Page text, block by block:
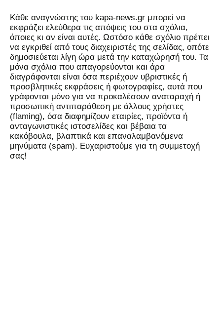
Kάθε αναγνώστης του kapa-news.gr μπορεί να
εκφράζει ελεύθερα τις απόψεις του στα σχόλια,
όποιες κι αν είναι αυτές. Ωστόσο κάθε σχόλιο πρέπει
να εγκριθεί από τους διαχειριστές της σελίδας, οπότε
δημοσιεύεται λίγη ώρα μετά την καταχώρησή του. Τα
μόνα σχόλια που απαγορεύονται και άρα
διαγράφονται είναι όσα περιέχουν υβριστικές ή
προσβλητικές εκφράσεις ή φωτογραφίες, αυτά που
γράφονται μόνο για να προκαλέσουν αναταραχή ή
προσωπική αντιπαράθεση με άλλους χρήστες
(flaming), όσα διαφημίζουν εταιρίες, προϊόντα ή
ανταγωνιστικές ιστοσελίδες και βέβαια τα
κακόβουλα, βλαπτικά και επαναλαμβανόμενα
μηνύματα (spam). Ευχαριστούμε για τη συμμετοχή
σας!